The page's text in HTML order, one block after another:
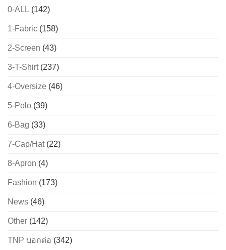
0-ALL (142)
1-Fabric (158)
2-Screen (43)
3-T-Shirt(237)
4-Oversize (46)
5-Polo (39)
6-Bag (33)
7-Cap/Hat(22)
8-Apron (4)
Fashion (173)
News (46)
Other (142)
TNP บอกต่อ (342)